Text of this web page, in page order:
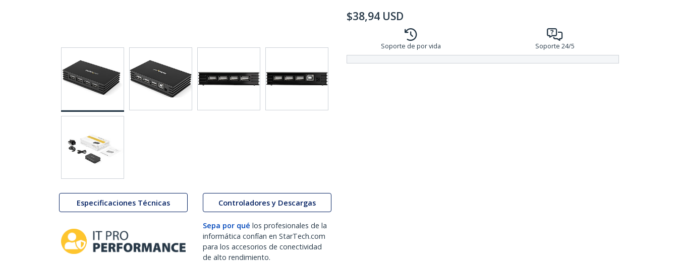
Especificaciones Técnicas Controladores y Descargas
Sepa por qué los profesionales de la
informática confían en StarTech.com
para los accesorios de conectividad
de alto rendimiento.
$38,94 USD
Soporte de por vida Soporte 24/5